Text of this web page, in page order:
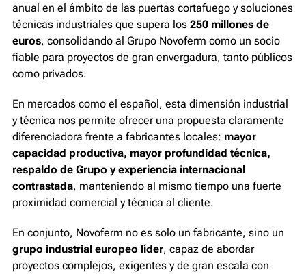
anual en el ámbito de las puertas cortafuego y soluciones
técnicas industriales que supera los 250 millones de
euros, consolidando al Grupo Novoferm como un socio
fiable para proyectos de gran envergadura, tanto públicos
como privados.
En mercados como el español, esta dimensión industrial
y técnica nos permite ofrecer una propuesta claramente
diferenciadora frente a fabricantes locales: mayor
capacidad productiva, mayor profundidad técnica,
respaldo de Grupo y experiencia internacional
contrastada, manteniendo al mismo tiempo una fuerte
proximidad comercial y técnica al cliente.
En conjunto, Novoferm no es solo un fabricante, sino un
grupo industrial europeo líder, capaz de abordar
proyectos complejos, exigentes y de gran escala con